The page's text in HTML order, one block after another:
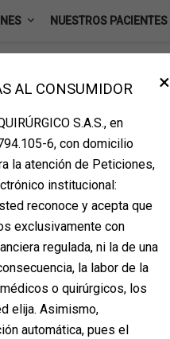
NUESTROS PACIENTES
Sin
×
AL CONSUMIDOR
S.A.S., en
6, con domicilio
la atención de Peticiones,
institucional:
reconoce y acepta que
exclusivamente con
regulada, ni la de una
la labor de la
o quirúrgicos, los
elija. Asimismo,
automática, pues el